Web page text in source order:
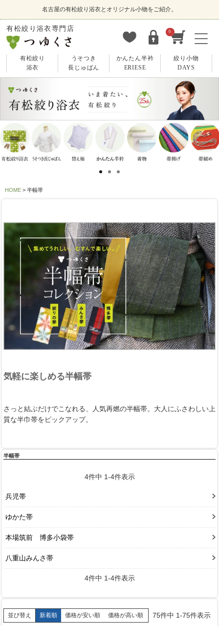
名古屋の有松絞り浴衣とオリジナル小物をご紹介。
有松絞り浴衣専門店 0
有松絞り
浴衣
うそつき
長じゅばん
かんたん半衿
ERIESE
絞り小物
DAYS
HOME 半幅帯
気軽に楽しめる半幅帯
さっと結ぶだけでこなれる、人気再燃の半幅帯。大人にふさわしい上
質な半巾帯をピックアップ。
半幅帯
4件中 1-4件表示
兵児帯
ゆかた帯
本場筑前 博多小袋帯
八重山みんさ帯
4件中 1-4件表示
並び替え 新着順 価格が安い順 価格が高い順 75件中 1-75件表示